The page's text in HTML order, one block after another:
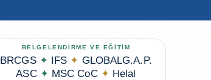
BELGELENDİRME VE EĞİTİM
BRCGS ✦ IFS ✦ GLOBALG.A.P.
ASC ✦ MSC CoC ✦ Helal